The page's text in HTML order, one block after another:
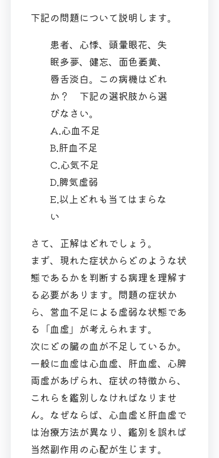
下記の問題について説明します。
患者、心悸、頭暈眼花、失
眠多夢、健忘、面色萎黄、
唇舌淡白。この病機はどれ
か？ 下記の選択肢から選
びなさい。
A.心血不足
B.肝血不足
C.心気不足
D.脾気虚弱
E.以上どれも当てはまらな
い
さて、正解はどれでしょう。
まず、現れた症状からどのような状
態であるかを判断する病理を理解す
る必要があります。問題の症状か
ら、営血不足による虚弱な状態であ
る「血虚」が考えられます。
次にどの臓の血が不足しているか。
一般に血虚は心血虚、肝血虚、心脾
両虚があげられ、症状の特徴から、
これらを鑑別しなければなりませ
ん。なぜならば、心血虚と肝血虚で
は治療方法が異なり、鑑別を誤れば
当然副作用の心配が生じます。